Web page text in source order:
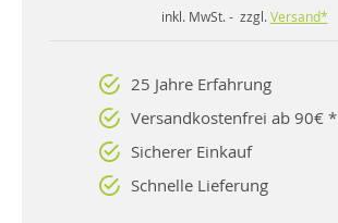
inkl. MwSt. - zzgl. Versand*
25 Jahre Erfahrung
Versandkostenfrei ab 90€ *
Sicherer Einkauf
Schnelle Lieferung